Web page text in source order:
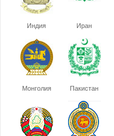
Индия Иран
Монголия Пакистан